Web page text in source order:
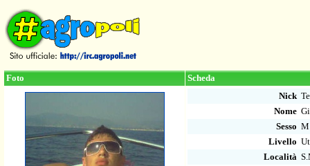
Foto Scheda
Nick
Nome
Sesso M
Livello
Località